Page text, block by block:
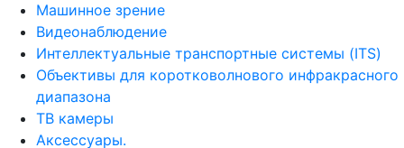
Машинное зрение
Видеонаблюдение
Интеллектуальные транспортные системы (ITS)
Объективы для коротковолнового инфракрасного
диапазона
ТВ камеры
Аксессуары.